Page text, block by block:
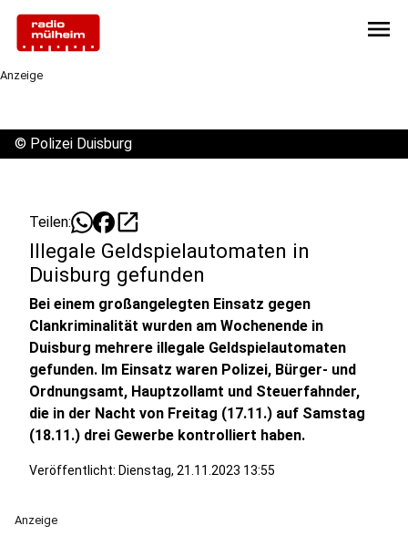
menu
Anzeige
© Polizei Duisburg
Teilen: open_in_new
Illegale Geldspielautomaten in
Duisburg gefunden
Bei einem großangelegten Einsatz gegen
Clankriminalität wurden am Wochenende in
Duisburg mehrere illegale Geldspielautomaten
gefunden. Im Einsatz waren Polizei, Bürger- und
Ordnungsamt, Hauptzollamt und Steuerfahnder,
die in der Nacht von Freitag (17.11.) auf Samstag
(18.11.) drei Gewerbe kontrolliert haben.
Veröffentlicht: Dienstag, 21.11.2023 13:55
Anzeige